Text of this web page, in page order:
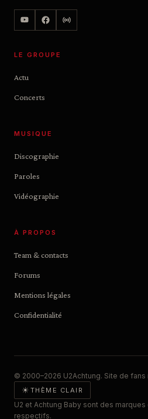
LE GROUPE
Actu
Concerts
MUSIQUE
Discographie
Paroles
Vidéographie
À PROPOS
Team & contacts
Forums
Mentions légales
Confidentialité
© 2000–2026 U2Achtung. Site de
☀ THÈME CLAIR
U2 et Achtung Baby sont des
respectifs.